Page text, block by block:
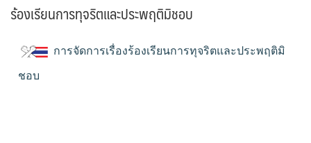
ร้องเรียนการทุจริตและประพฤติมิชอบ
การจัดการเรื่องร้องเรียนการทุจริตและประพฤติมิ
ชอบ